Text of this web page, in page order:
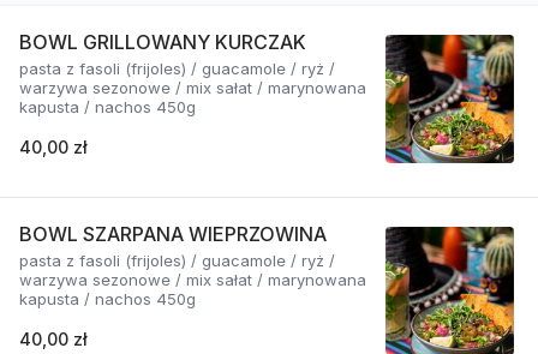
BOWL GRILLOWANY KURCZAK
pasta z fasoli (frijoles) / guacamole / ryż /
warzywa sezonowe / mix sałat / marynowana
kapusta / nachos 450g
40,00 zł
BOWL SZARPANA WIEPRZOWINA
pasta z fasoli (frijoles) / guacamole / ryż /
warzywa sezonowe / mix sałat / marynowana
kapusta / nachos 450g
40,00 zł